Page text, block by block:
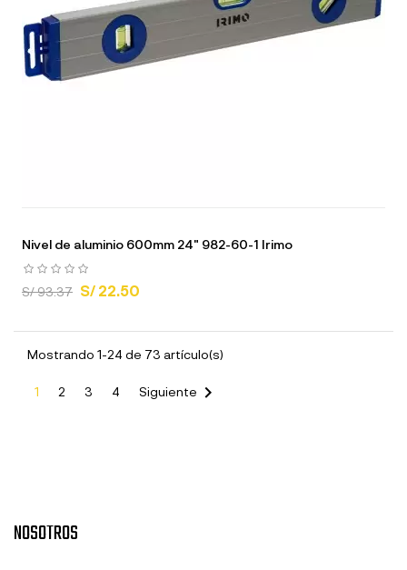
Nivel de aluminio 600mm 24" 982-60-1 Irimo
S/ 93.37 S/ 22.50
Mostrando 1-24 de 73 artículo(s)
1 2 3 4 Siguiente 
NOSOTROS